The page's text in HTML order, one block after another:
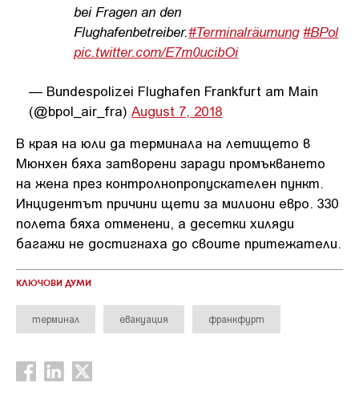
bei Fragen an den
Flughafenbetreiber.#Terminalräumung #BPol
pic.twitter.com/E7m0ucibOi
— Bundespolizei Flughafen Frankfurt am Main
(@bpol_air_fra)August 7, 2018
В края на юли да терминала на летището в
Мюнхен бяха затворени заради промъкването
на жена през контролнопропускателен пункт.
Инцидентът причини щети за милиони евро. 330
полета бяха отменени, а десетки хиляди
багажи не достигнаха до своите притежатели.
КЛЮЧОВИ ДУМИ
терминал евакуация франкфурт